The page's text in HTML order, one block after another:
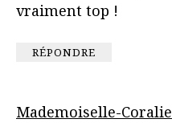
vraiment top !
RÉPONDRE
Mademoiselle-Coralie